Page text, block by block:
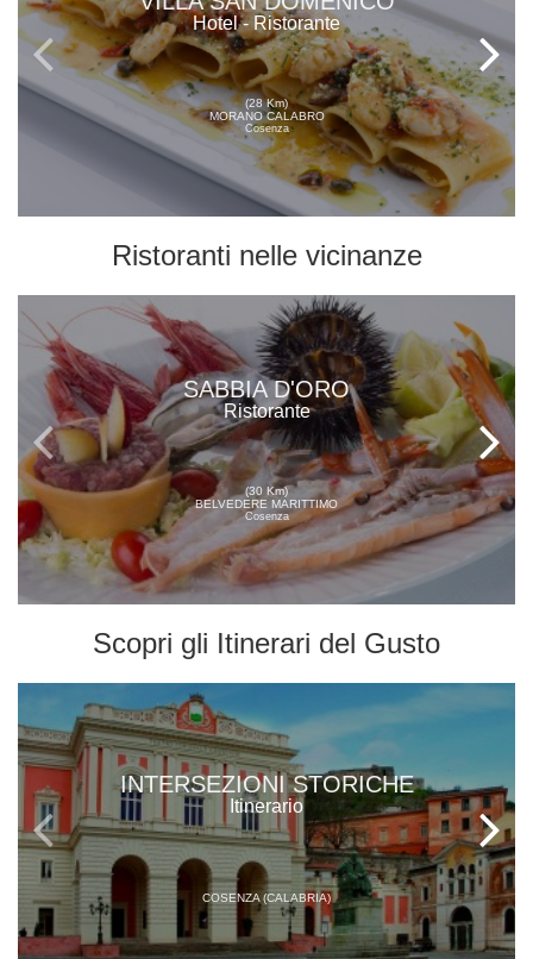
Hotel - Ristorante
(28 Km)
MORANO CALABRO
Cosenza
Ristoranti nelle vicinanze
SABBIA D'ORO
Ristorante
(30 Km)
BELVEDERE MARITTIMO
Cosenza
Scopri gli Itinerari del Gusto
INTERSEZIONI STORICHE
Itinerario
COSENZA (CALABRIA)